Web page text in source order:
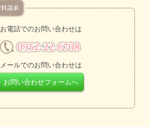
お電話でのお問い合わせは
メールでのお問い合わせは
お問い合わせフォームへ